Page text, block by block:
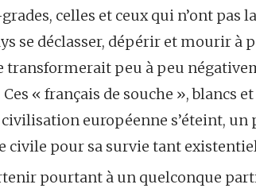
celles et ceux qui n’ont pas
se déclasser, dépérir et mourir à
transformerait peu à peu
« français de souche », blancs
européenne s’éteint, un
civile pour sa survie tant
pourtant à un quelconque